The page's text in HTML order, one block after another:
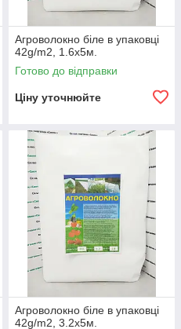
Агроволокно біле в упаковці
42g/m2, 1.6х5м.
Готово до відправки
Ціну уточнюйте
Агроволокно біле в упаковці
42g/m2, 3.2х5м.